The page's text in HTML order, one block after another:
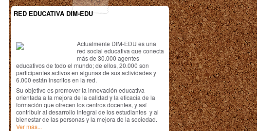
RED EDUCATIVA DIM-EDU
Actualmente DIM-EDU es una
red social educativa que conecta
más de 30.000 agentes
educativos de todo el mundo; de ellos, 20.000 son
participantes activos en algunas de sus actividades y
6.000 están inscritos en la red.
Su objetivo es promover la innovación educativa
orientada a la mejora de la calidad y la eficacia de la
formación que ofrecen los centros docentes, y así
contribuir al desarrollo integral de los estudiantes y al
bienestar de las personas y la mejora de la sociedad.
Ver más...